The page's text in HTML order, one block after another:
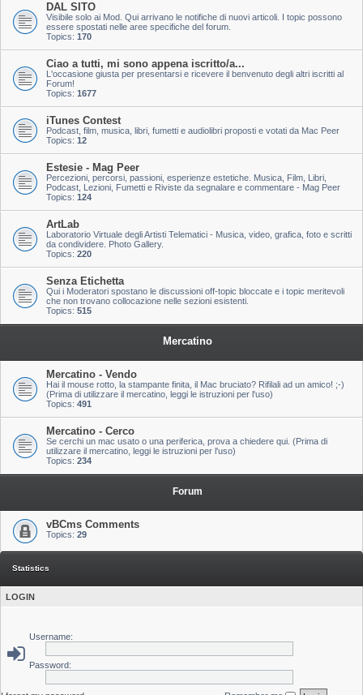
DAL SITO
Visibile solo ai Mod. Qui arrivano le notifiche di nuovi articoli. I topic possono
essere spostati nelle aree specifiche del forum.
Topics: 170
Ciao a tutti, mi sono appena iscritto/a...
L'occasione giusta per presentarsi e ricevere il benvenuto degli altri iscritti al
Forum!
Topics: 1677
iTunes Contest
Podcast, film, musica, libri, fumetti e audiolibri proposti e votati da Mac Peer
Topics: 12
Estesie - Mag Peer
Percezioni, percorsi, passioni, esperienze estetiche. Musica, Film, Libri,
Podcast, Lezioni, Fumetti e Riviste da segnalare e commentare - Mag Peer
Topics: 124
ArtLab
Laboratorio Virtuale degli Artisti Telematici - Musica, video, grafica, foto e scritti
da condividere. Photo Gallery.
Topics: 220
Senza Etichetta
Qui i Moderatori spostano le discussioni off-topic bloccate e i topic meritevoli
che non trovano collocazione nelle sezioni esistenti.
Topics: 515
Mercatino
Mercatino - Vendo
Hai il mouse rotto, la stampante finita, il Mac bruciato? Rifilali ad un amico! ;-)
(Prima di utilizzare il mercatino, leggi le istruzioni per l'uso)
Topics: 491
Mercatino - Cerco
Se cerchi un mac usato o una periferica, prova a chiedere qui. (Prima di
utilizzare il mercatino, leggi le istruzioni per l'uso)
Topics: 234
Forum
vBCms Comments
Topics: 29
Statistics
LOGIN
Username:
Password: